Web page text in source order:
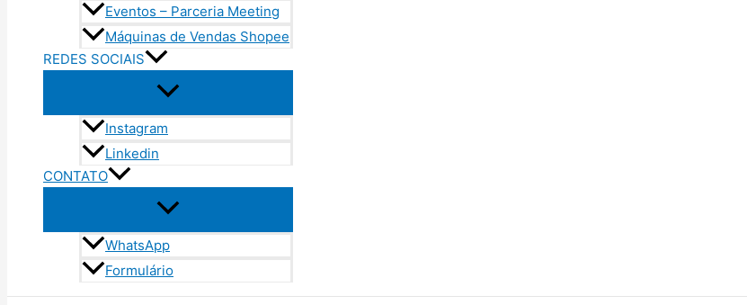
Eventos – Parceria Meeting
Máquinas de Vendas Shopee
REDES SOCIAIS
Instagram
Linkedin
CONTATO
WhatsApp
Formulário